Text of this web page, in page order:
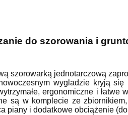
do szorowania i
szorowarką jednotarczową
wygladzie kryją
ergonomiczne i
są w komplecie ze
piany i dodatkowe obciążenie